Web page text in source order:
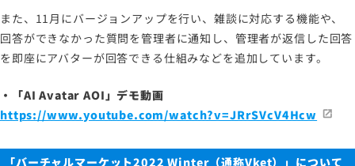
また、11月にバージョンアップを行い、雑談に対応する機能や、
回答ができなかった質問を管理者に通知し、管理者が返信した回答
を即座にアバターが回答できる仕組みなどを追加しています。
・「AI Avatar AOI」デモ動画
https://www.youtube.com/watch?v=JRrSVcV4Hcw
「バーチャルマーケット2022 Winter（通称Vket）」について